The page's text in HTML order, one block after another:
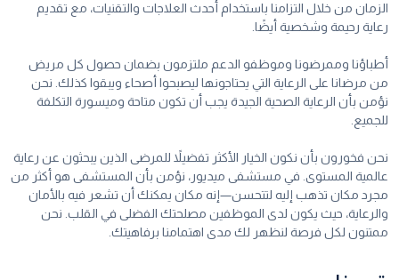
الزمان من خلال التزامنا باستخدام أحدث العلاجات والتقنيات، مع تقديم
رعاية رحيمة وشخصية أيضًا.
أطباؤنا وممرضونا وموظفو الدعم ملتزمون بضمان حصول كل مريض
من مرضانا على الرعاية التي يحتاجونها ليصبحوا أصحاء ويبقوا كذلك. نحن
نؤمن بأن الرعاية الصحية الجيدة يجب أن تكون متاحة وميسورة التكلفة
للجميع.
نحن فخورون بأن نكون الخيار الأكثر تفضيلاً للمرضى الذين يبحثون عن رعاية
عالمية المستوى. في مستشفى ميديور، نؤمن بأن المستشفى هو أكثر من
مجرد مكان تذهب إليه لتتحسن—إنه مكان يمكنك أن تشعر فيه بالأمان
والرعاية، حيث يكون لدى الموظفين مصلحتك الفضلى في القلب. نحن
ممتنون لكل فرصة لنظهر لك مدى اهتمامنا برفاهيتك.